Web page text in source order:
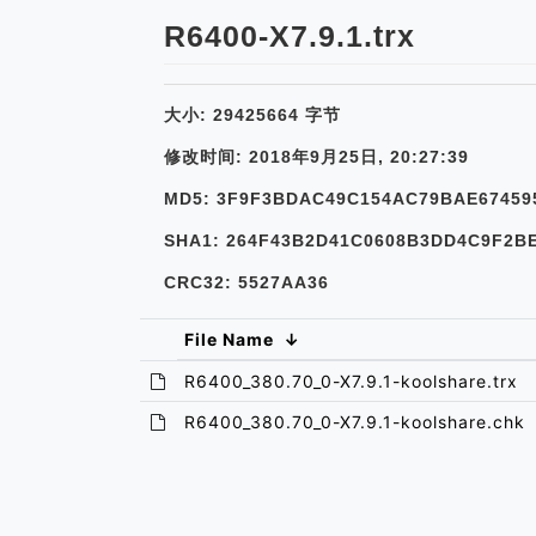
R6400-X7.9.1.trx
大小: 29425664 字节
修改时间: 2018年9月25日, 20:27:39
MD5:
SHA1:
CRC32: 5527AA36
File Name ↓
R6400_380.70_0-X7.9.1-koolshare.trx
R6400_380.70_0-X7.9.1-koolshare.chk